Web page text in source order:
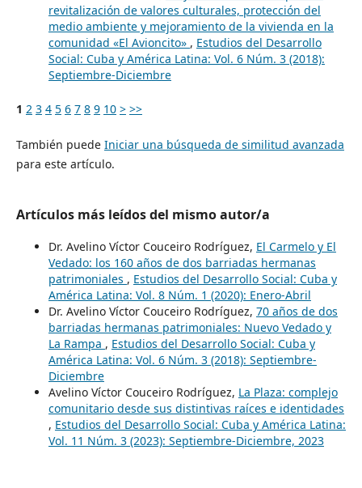
revitalización de valores culturales, protección del
medio ambiente y mejoramiento de la vivienda en la
comunidad «El Avioncito» , Estudios del Desarrollo
Social: Cuba y América Latina: Vol. 6 Núm. 3 (2018):
Septiembre-Diciembre
1 2 3 4 5 6 7 8 9 10 > >>
También puede Iniciar una búsqueda de similitud avanzada
para este artículo.
Artículos más leídos del mismo autor/a
Dr. Avelino Víctor Couceiro Rodríguez, El Carmelo y El
Vedado: los 160 años de dos barriadas hermanas
patrimoniales , Estudios del Desarrollo Social: Cuba y
América Latina: Vol. 8 Núm. 1 (2020): Enero-Abril
Dr. Avelino Víctor Couceiro Rodríguez, 70 años de dos
barriadas hermanas patrimoniales: Nuevo Vedado y
La Rampa , Estudios del Desarrollo Social: Cuba y
América Latina: Vol. 6 Núm. 3 (2018): Septiembre-
Diciembre
Avelino Víctor Couceiro Rodríguez, La Plaza: complejo
comunitario desde sus distintivas raíces e identidades
, Estudios del Desarrollo Social: Cuba y América Latina:
Vol. 11 Núm. 3 (2023): Septiembre-Diciembre, 2023